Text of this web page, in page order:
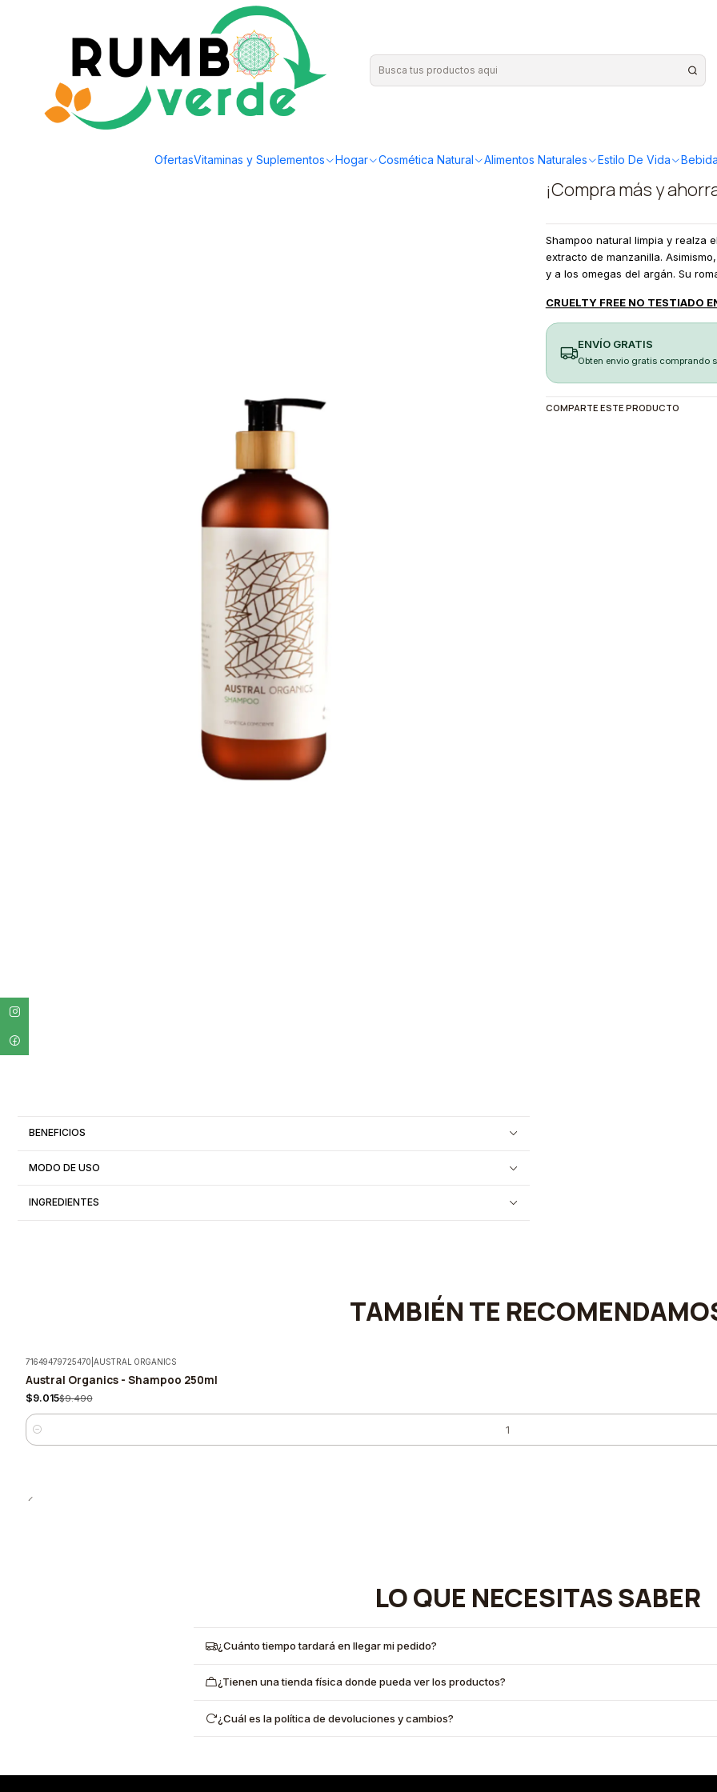
OfertasVitaminas y Suplementos Hogar Cosmética Natural Alimentos Naturales Estilo De Vida
Envío gratis por compras sobre los 59.990 en la provincia de Santiago
Natural Cosmetics Hair Care Austral Organics - Shampoo 500ml
BENEFICIOS
MODO DE USO
INGREDIENTES
500ml
¡Compra más y
Shampoo natural limpia y realza
extracto de manzanilla.
y a los omegas del argán. Su
CRUELTY FREE NO TESTIADO
ENVÍO GRATIS
Obten envio gratis comprando
COMPARTE ESTE PRODUCTO
TAMBIÉN TE
-5%
71649479725470 AUSTRAL ORGANICS
Austral Organics - Shampoo 250ml
$9.015$9.490
Quantity
LO QUE NECESITAS SABER
¿Cuánto tiempo tardará en llegar mi pedido?
¿Tienen una tienda física donde pueda ver los productos?
¿Cuál es la política de devoluciones y cambios?